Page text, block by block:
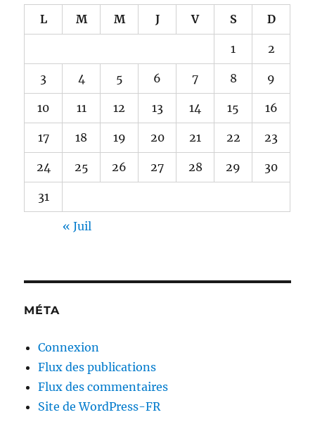
L M M J V S D
1 2
3 4 5 6 7 8 9
10 11 12 13 14 15 16
17 18 19 20 21 22 23
24 25 26 27 28 29 30
31
« Juil
MÉTA
Connexion
Flux des publications
Flux des commentaires
Site de WordPress-FR